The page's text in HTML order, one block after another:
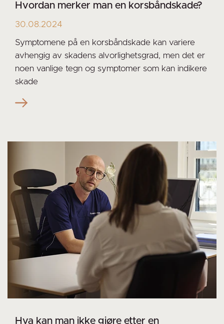
Hvordan merker man en korsbåndskade?
30.08.2024
Symptomene på en korsbåndskade kan variere
avhengig av skadens alvorlighetsgrad, men det er
noen vanlige tegn og symptomer som kan indikere
skade
Hva kan man ikke gjøre etter en